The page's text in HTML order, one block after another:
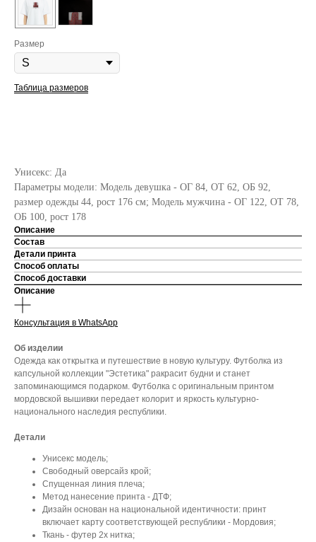
Размер
Таблица размеров
Унисекс: Да
Параметры модели: Модель девушка - ОГ 84, ОТ 62, ОБ 92,
размер одежды 44, рост 176 см; Модель мужчина - ОГ 122, ОТ 78,
ОБ 100, рост 178
Описание
Состав
Детали принта
Способ оплаты
Способ доставки
Описание
Консультация в WhatsApp
Об изделии
Одежда как открытка и путешествие в новую культуру. Футболка из
капсульной коллекции "Эстетика" ракрасит будни и станет
запоминающимся подарком. Футболка с оригинальным принтом
мордовской вышивки передает колорит и яркость культурно-
национального наследия республики.
Детали
Унисекс модель;
Свободный оверсайз крой;
Спущенная линия плеча;
Метод нанесение принта - ДТФ;
Дизайн основан на национальной идентичности: принт
включает карту соответствующей республики - Мордовия;
Ткань - футер 2х нитка;